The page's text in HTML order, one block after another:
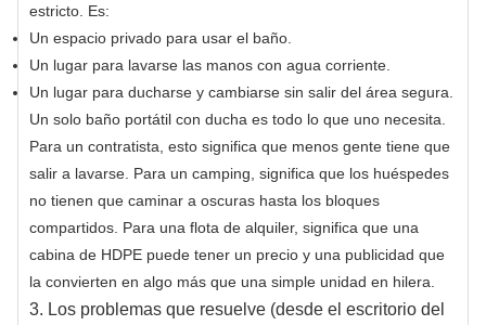
estricto. Es:
Un espacio privado para usar el baño.
Un lugar para lavarse las manos con agua corriente.
Un lugar para ducharse y cambiarse sin salir del área segura.
Un solo baño portátil con ducha es todo lo que uno necesita.
Para un contratista, esto significa que menos gente tiene que
salir a lavarse. Para un camping, significa que los huéspedes
no tienen que caminar a oscuras hasta los bloques
compartidos. Para una flota de alquiler, significa que una
cabina de HDPE puede tener un precio y una publicidad que
la convierten en algo más que una simple unidad en hilera.
3. Los problemas que resuelve (desde el escritorio del